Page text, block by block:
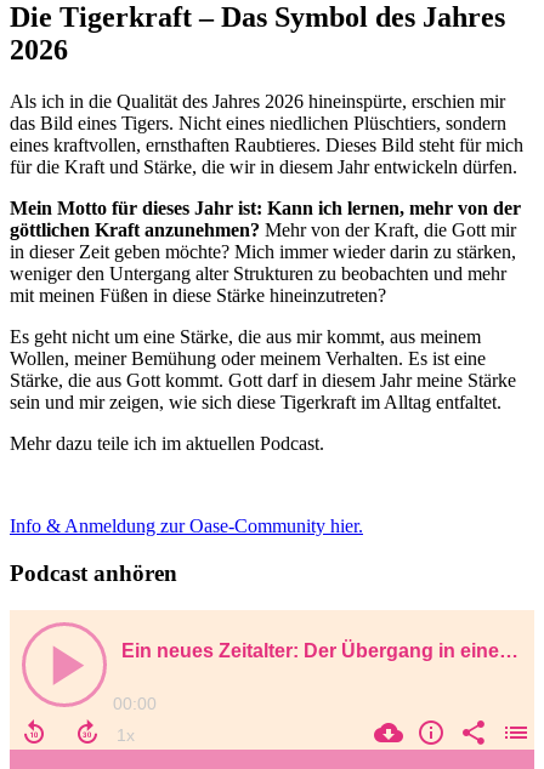
Die Tigerkraft – Das Symbol des Jahres
2026
Als ich in die Qualität des Jahres 2026 hineinspürte, erschien mir
das Bild eines Tigers. Nicht eines niedlichen Plüschtiers, sondern
eines kraftvollen, ernsthaften Raubtieres. Dieses Bild steht für mich
für die Kraft und Stärke, die wir in diesem Jahr entwickeln dürfen.
Mein Motto für dieses Jahr ist: Kann ich lernen, mehr von der
göttlichen Kraft anzunehmen? Mehr von der Kraft, die Gott mir
in dieser Zeit geben möchte? Mich immer wieder darin zu stärken,
weniger den Untergang alter Strukturen zu beobachten und mehr
mit meinen Füßen in diese Stärke hineinzutreten?
Es geht nicht um eine Stärke, die aus mir kommt, aus meinem
Wollen, meiner Bemühung oder meinem Verhalten. Es ist eine
Stärke, die aus Gott kommt. Gott darf in diesem Jahr meine Stärke
sein und mir zeigen, wie sich diese Tigerkraft im Alltag entfaltet.
Mehr dazu teile ich im aktuellen Podcast.
Info & Anmeldung zur Oase-Community hier.
Podcast anhören